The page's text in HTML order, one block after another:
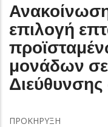
επιλογή
μονάδων
ΠΡΟΚΗΡΥΞΗ